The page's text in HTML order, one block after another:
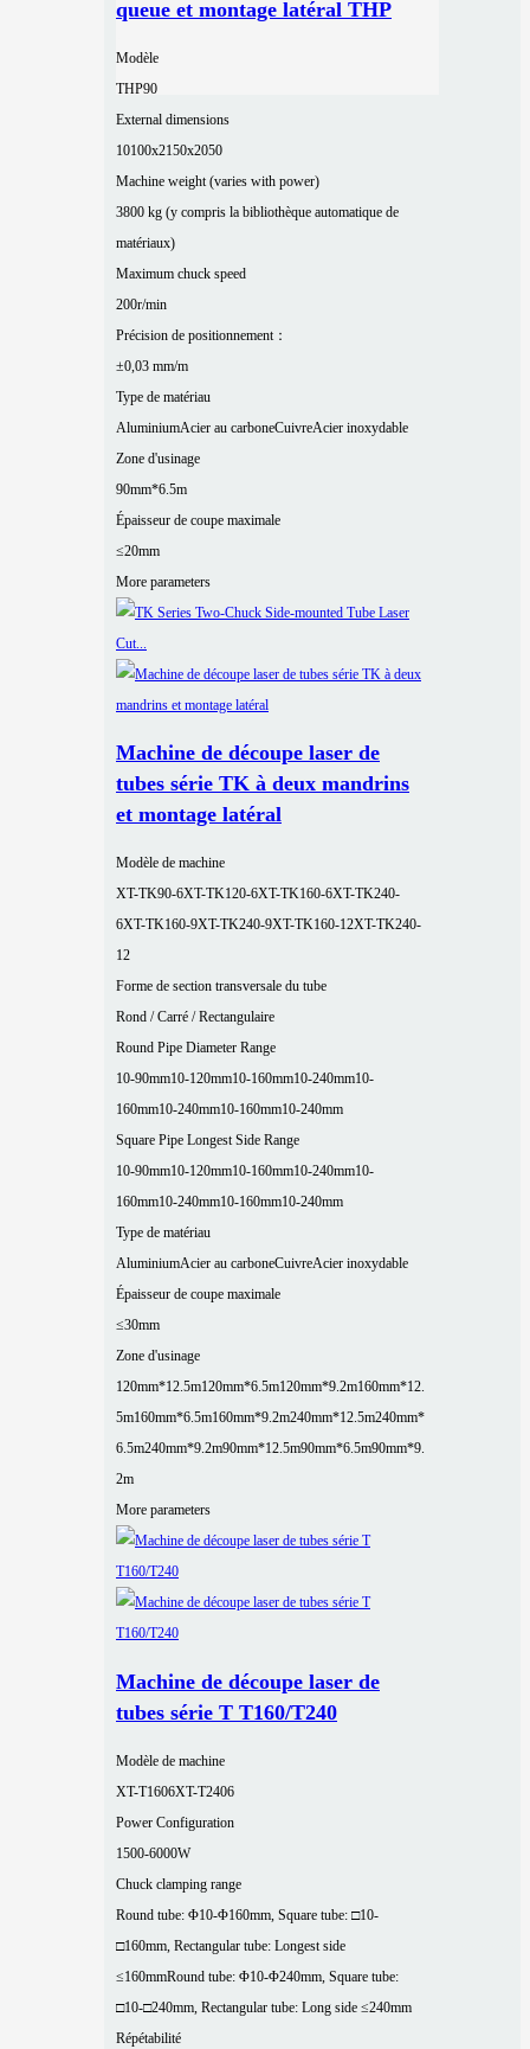
queue et montage latéral THP
Modèle
THP90
External dimensions
10100x2150x2050
Machine weight (varies with power)
3800 kg (y compris la bibliothèque automatique de
matériaux)
Maximum chuck speed
200r/min
Précision de positionnement：
±0,03 mm/m
Type de matériau
AluminiumAcier au carboneCuivreAcier inoxydable
Zone d'usinage
90mm*6.5m
Épaisseur de coupe maximale
≤20mm
More parameters
Machine de découpe laser de
tubes série TK à deux mandrins
et montage latéral
Modèle de machine
XT-TK90-6XT-TK120-6XT-TK160-6XT-TK240-
6XT-TK160-9XT-TK240-9XT-TK160-12XT-TK240-
12
Forme de section transversale du tube
Rond / Carré / Rectangulaire
Round Pipe Diameter Range
10-90mm10-120mm10-160mm10-240mm10-
160mm10-240mm10-160mm10-240mm
Square Pipe Longest Side Range
10-90mm10-120mm10-160mm10-240mm10-
160mm10-240mm10-160mm10-240mm
Type de matériau
AluminiumAcier au carboneCuivreAcier inoxydable
Épaisseur de coupe maximale
≤30mm
Zone d'usinage
120mm*12.5m120mm*6.5m120mm*9.2m160mm*12.
5m160mm*6.5m160mm*9.2m240mm*12.5m240mm*
6.5m240mm*9.2m90mm*12.5m90mm*6.5m90mm*9.
2m
More parameters
Machine de découpe laser de
tubes série T T160/T240
Modèle de machine
XT-T1606XT-T2406
Power Configuration
1500-6000W
Chuck clamping range
Round tube: Φ10-Φ160mm, Square tube: □10-
□160mm, Rectangular tube: Longest side
≤160mmRound tube: Φ10-Φ240mm, Square tube:
□10-□240mm, Rectangular tube: Long side ≤240mm
Répétabilité